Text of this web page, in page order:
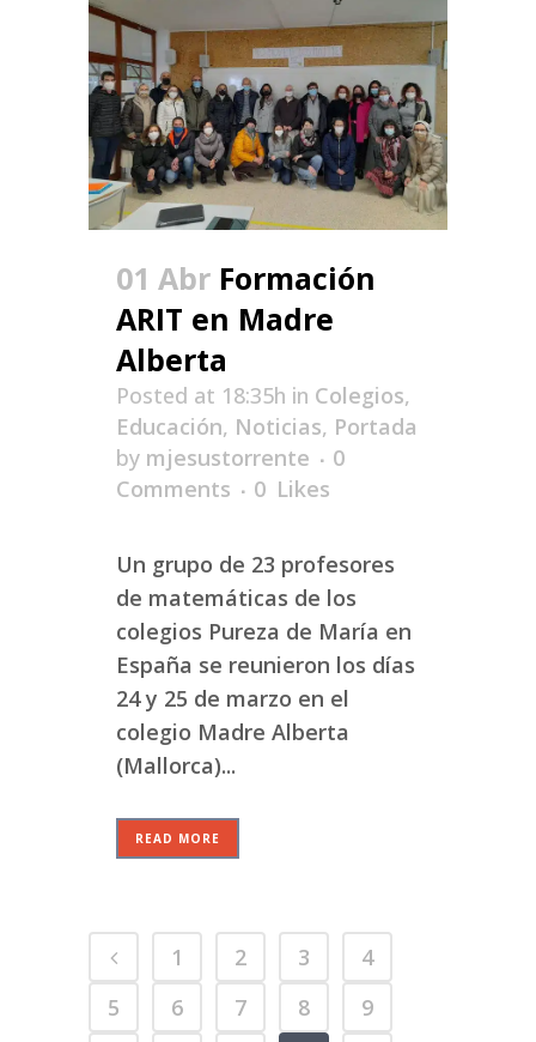
01 Abr Formación
ARIT en Madre
Alberta
Posted at 18:35h in Colegios,
Educación, Noticias, Portada
by mjesustorrente
0
Comments
0 Likes
Un grupo de 23 profesores
de matemáticas de los
colegios Pureza de María en
España se reunieron los días
24 y 25 de marzo en el
colegio Madre Alberta
(Mallorca)...
READ MORE
1 2 3
4
5
6 7 8
9